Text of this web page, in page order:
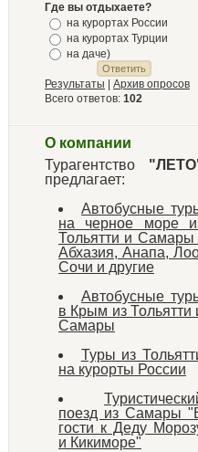
Где вы отдыхаете?
на курортах России
на курортах Турции
на даче)
Результаты
Архив опросов
Всего ответов: 102
О компании
Турагентство
предлагает:
Автобусные
на черное море
Тольятти и Самары
Абхазия, Анапа,
Сочи и другие
Автобусные
в Крым из Тольятти
Самары
Туры из
на курорты России
поезд из Самары
гости к Деду
и Кикиморе"